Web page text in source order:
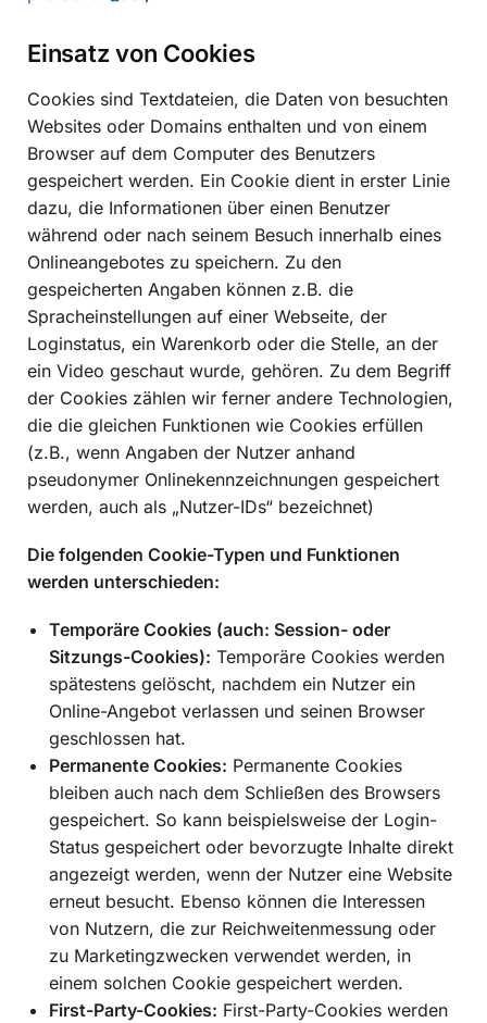
Einsatz von Cookies
Cookies sind Textdateien, die Daten von besuchten
Websites oder Domains enthalten und von einem
Browser auf dem Computer des Benutzers
gespeichert werden. Ein Cookie dient in erster Linie
dazu, die Informationen über einen Benutzer
während oder nach seinem Besuch innerhalb eines
Onlineangebotes zu speichern. Zu den
gespeicherten Angaben können z.B. die
Spracheinstellungen auf einer Webseite, der
Loginstatus, ein Warenkorb oder die Stelle, an der
ein Video geschaut wurde, gehören. Zu dem Begriff
der Cookies zählen wir ferner andere Technologien,
die die gleichen Funktionen wie Cookies erfüllen
(z.B., wenn Angaben der Nutzer anhand
pseudonymer Onlinekennzeichnungen gespeichert
werden, auch als „Nutzer-IDs“ bezeichnet)
Die folgenden Cookie-Typen und Funktionen
werden unterschieden:
Temporäre Cookies (auch: Session- oder
Sitzungs-Cookies): Temporäre Cookies werden
spätestens gelöscht, nachdem ein Nutzer ein
Online-Angebot verlassen und seinen Browser
geschlossen hat.
Permanente Cookies: Permanente Cookies
bleiben auch nach dem Schließen des Browsers
gespeichert. So kann beispielsweise der Login-
Status gespeichert oder bevorzugte Inhalte direkt
angezeigt werden, wenn der Nutzer eine Website
erneut besucht. Ebenso können die Interessen
von Nutzern, die zur Reichweitenmessung oder
zu Marketingzwecken verwendet werden, in
einem solchen Cookie gespeichert werden.
First-Party-Cookies: First-Party-Cookies werden